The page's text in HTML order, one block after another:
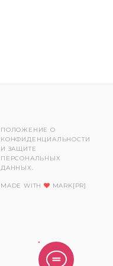
ПОЛОЖЕНИЕ О
КОНФИДЕНЦИАЛЬНОСТИ
И ЗАЩИТЕ
ПЕРСОНАЛЬНЫХ
ДАННЫХ.
MADE WITH MARK[PR]